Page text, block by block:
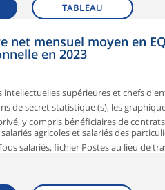
TABLEAU
net mensuel moyen en
en 2023
intellectuelles supérieures et chefs
de secret statistique (s), les
y compris bénéficiaires de
agricoles et salariés des
salariés, fichier Postes au lieu de